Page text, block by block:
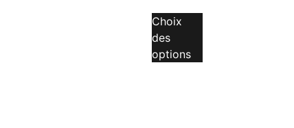
Choix
des
options